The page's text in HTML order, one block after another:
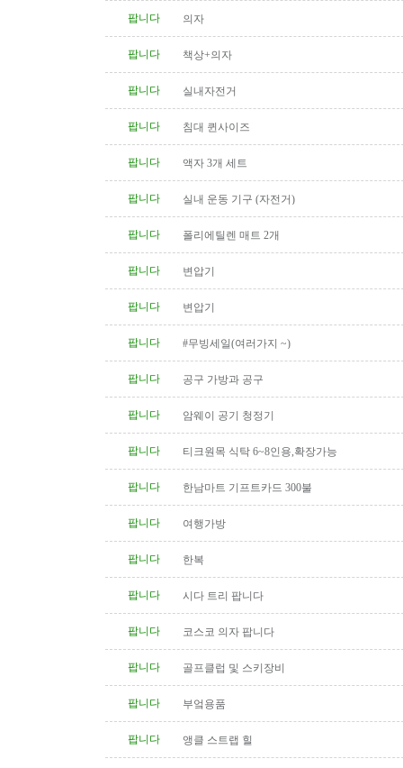
팝니다
의자
팝니다 책상+의자
팝니다 실내자전거
팝니다 침대 퀸사이즈
팝니다 액자 3개 세트
팝니다 실내 운동 기구 (자전거)
팝니다 폴리에틸렌 매트 2개
팝니다 변압기
팝니다 변압기
팝니다 #무빙세일(여러가지 ~)
팝니다 공구 가방과 공구
팝니다 암웨이 공기 청정기
팝니다 티크원목 식탁 6~8인용,확장가능
팝니다 한남마트 기프트카드 300불
팝니다 여행가방
팝니다 한복
팝니다 시다 트리 팝니다
팝니다 코스코 의자 팝니다
팝니다 골프클럽 및 스키장비
팝니다 부엌용품
팝니다 앵클 스트랩 힐